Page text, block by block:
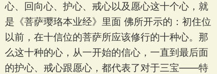
心、回向心、护心、戒心以及愿心这十个心，就
是《菩萨璎珞本业经》里面 佛所开示的：初住位
以前，在十信位的菩萨所应该修行的十种心。那
么这十种的心，从一开始的信心，一直到最后面
的护心、戒心跟愿心，都代表了对于三宝——特